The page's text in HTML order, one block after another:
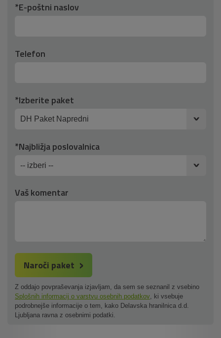
*E-poštni naslov
Telefon
*Izberite paket
*Najbližja poslovalnica
Vaš komentar
Naroči paket
Z oddajo povpraševanja izjavljam, da sem se seznanil z vsebino
Splošnih informacij o varstvu osebnih podatkov, ki vsebuje
podrobnejše informacije o tem, kako Delavska hranilnica d.d.
Ljubljana ravna z osebnimi podatki.